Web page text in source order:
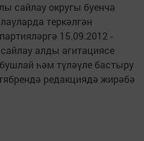
сайлау округы буенча
теркәлгән
15.09.2012 -
алды агитациясе
һәм түләүле бастыру
редакциядә жирәбә